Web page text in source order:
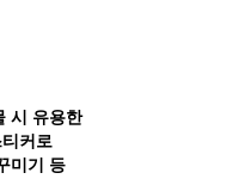
시 유용한
커로
미기 등